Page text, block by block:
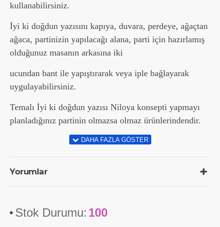
kullanabilirsiniz.
İyi ki doğdun yazısını kapıya, duvara, perdeye, ağaçtan
ağaca, partinizin yapılacağı alana, parti için hazırlamış
olduğunuz masanın arkasına iki
ucundan bant ile yapıştırarak veya iple bağlayarak
uygulayabilirsiniz.
Temalı İyi ki doğdun yazısı Niloya konsepti yapmayı
planladığınız partinin olmazsa olmaz ürünlerindendir.
Yorumlar
Stok Durumu: 100